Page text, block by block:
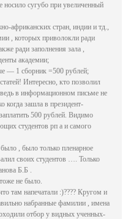
носило сугубо при увеличенный
африканских стран, индии и тд.,
, которых приволокли ради
ради заполнения зала ,
академии;
— 1 сборник =500 рублей;
Интересно, кто позволил
в информационном письме не
когда зашла в президент-
500 рублей. Видимо
студентов рп а и самого
, было только пленарное
своих студентов …. Только
Б.Б .
не было.
там напечатали :)???? Кругом и
набранные фамилии , имена
отбор у видных ученных-